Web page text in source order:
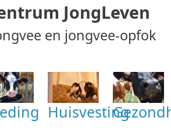
JongLeven
en jongvee-opfok
Huisvesting